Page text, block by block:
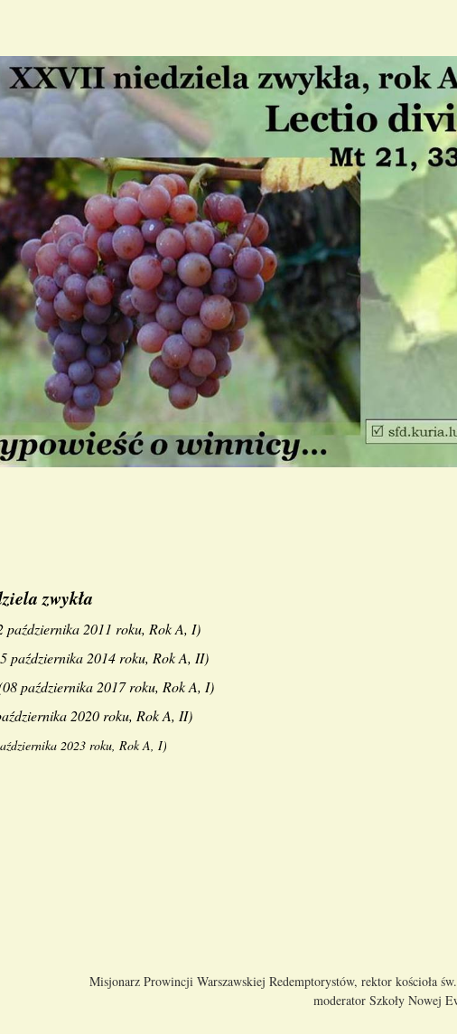
zwykła
października 2011 roku, Rok A, I)
października 2014 roku, Rok A, II)
08 października 2017 roku, Rok A, I)
2020 roku, Rok A, II)
2023 roku, Rok A, I)
Misjonarz Prowincji Warszawskiej Redemptorystów, rektor kościoła
moderator Szkoły Nowej